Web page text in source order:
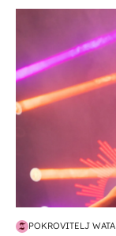
POKROVITELJ WATA